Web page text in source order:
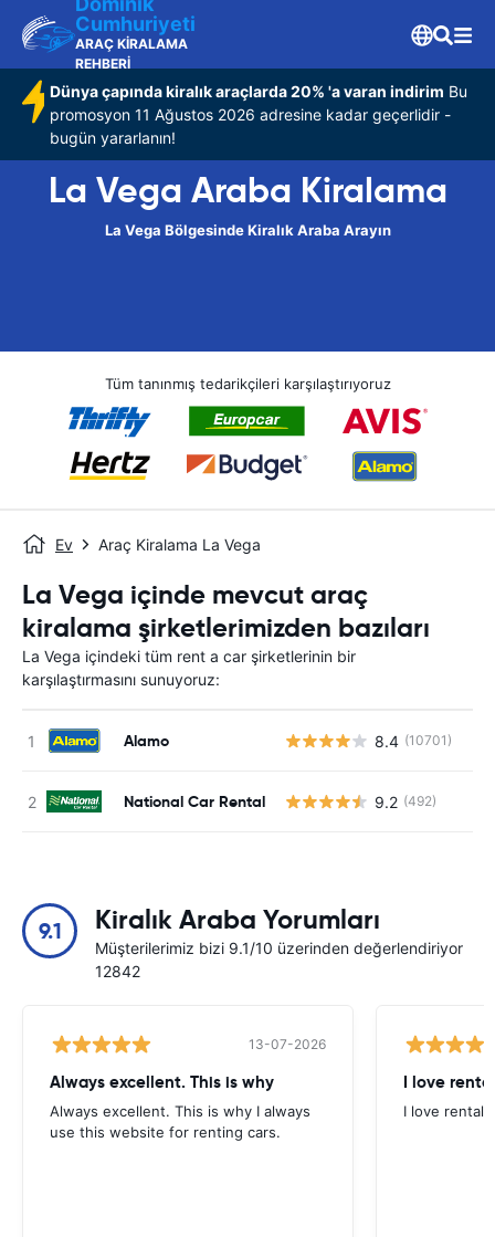
Cumhuriyeti
ARAÇ KİRALAMA
REHBERİ
Dünya çapında kiralık araçlarda 20% 'a varan indirim Bu
promosyon 11 Ağustos 2026 adresine kadar geçerlidir -
bugün yararlanın!
La Vega Araba Kiralama
La Vega Bölgesinde Kiralık Araba Arayın
Tüm tanınmış tedarikçileri karşılaştırıyoruz
Ev Araç Kiralama La Vega
La Vega içinde mevcut araç
kiralama şirketlerimizden bazıları
La Vega içindeki tüm rent a car şirketlerinin bir
karşılaştırmasını sunuyoruz:
Alamo 8.4 (10701)
National Car Rental 9.2 (492)
9.1 Kiralık Araba Yorumları
Müşterilerimiz bizi 9.1/10 üzerinden değerlendiriyor
12842
13-07-2026
Always excellent. This is why
Always excellent. This is why I always
use this website for renting cars.
I love
I love rental